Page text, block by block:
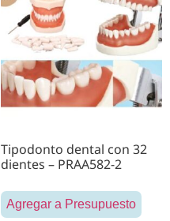
Tipodonto dental con 32
dientes – PRAA582-2
Agregar a Presupuesto